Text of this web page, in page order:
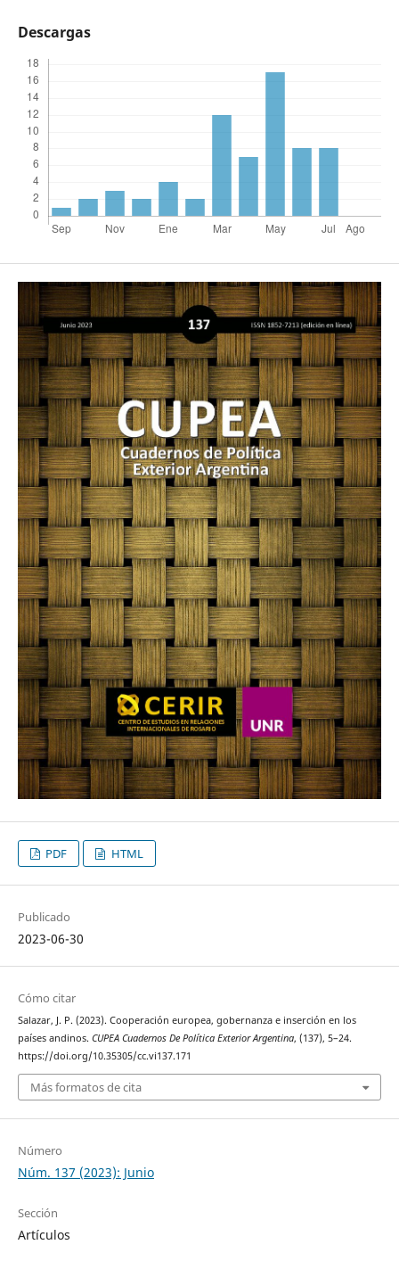
Descargas
PDF HTML
Publicado
2023-06-30
Cómo citar
Salazar, J. P. (2023). Cooperación europea, gobernanza e inserción en los
países andinos. CUPEA Cuadernos De Política Exterior Argentina, (137), 5–24.
https://doi.org/10.35305/cc.vi137.171
Más formatos de cita
Número
Núm. 137 (2023): Junio
Sección
Artículos